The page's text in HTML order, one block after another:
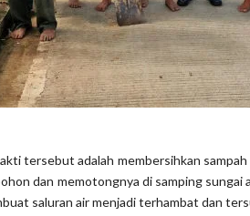
tersebut adalah membersihkan
dan memotongnya di samping
saluran air menjadi terhambat dan